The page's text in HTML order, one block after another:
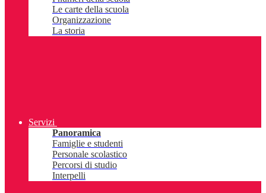
Le carte della scuola
Organizzazione
La storia
Servizi
Panoramica
Famiglie e studenti
Personale scolastico
Percorsi di studio
Interpelli